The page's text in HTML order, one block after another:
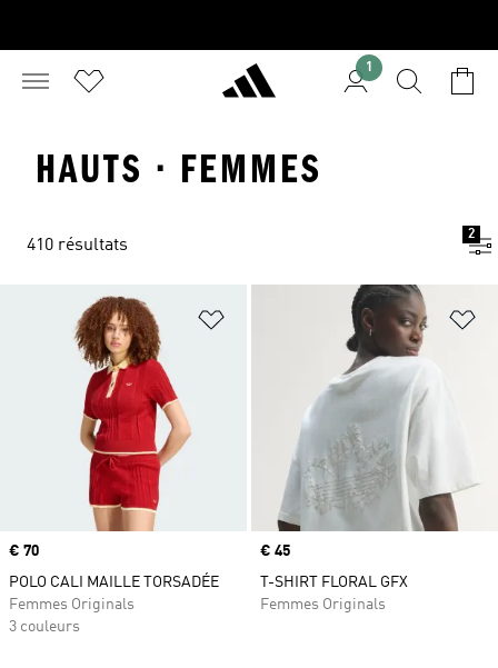
1
HAUTS · FEMMES
410 résultats
2
Ajouter à la Liste de produits
Prix
€ 70
POLO CALI MAILLE TORSADÉE
Femmes Originals
3 couleurs
Prix
€ 45
T-SHIRT FLORAL GFX
Femmes Originals